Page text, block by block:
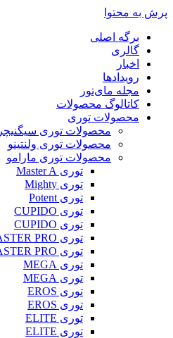
پرش به محتوا
برگه اصلی
گالری
اخبار
رویدادها
مجله مای‌تور
کاتالوگ محصولات
محصولات توری
محصولات توری سیگنیچر
محصولات توری ولنتینو
محصولات توری مارامو
توری Master A
توری Mighty
توری Potent
توری CUPIDO
توری CUPIDO
توری MASTER PRO
توری MASTER PRO
توری MEGA
توری MEGA
توری EROS
توری EROS
توری ELITE
توری ELITE